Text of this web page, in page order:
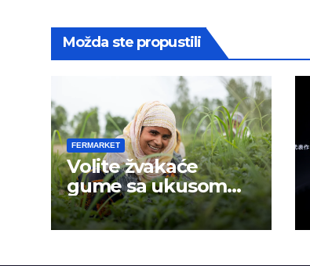
Možda ste propustili
FERMARKET
Volite žvakaće
gume sa ukusom
mentola?